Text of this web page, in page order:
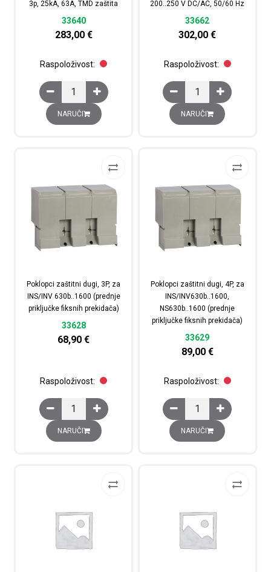
3p, 25kA, 63A, TMD zaštita
33640
283,00 €
Raspoloživost:
Kompaktni prekidač NSX100B, 3p, 25kA, 63A, TMD
NARUČI
200..250 V DC/AC, 50/60 Hz
33662
302,00€
Raspoloživost:
Naponski okidač MX
NARUČI
Poklopci zaštitni dugi, 3P, za
INS/INV 630b..1600 (prednje
priključke fiksnih prekidača)
33628
68,90€
Raspoloživost:
Poklopci zaštitni dugi, 3P, za INS/INV 630b..1600
NARUČI
Poklopci zaštitni dugi, 4P, za
INS/INV630b..1600,
NS630b..1600 (prednje
priključke fiksnih prekidača)
33629
89,00 €
Raspoloživost:
Poklopci zaštitni
NARUČI